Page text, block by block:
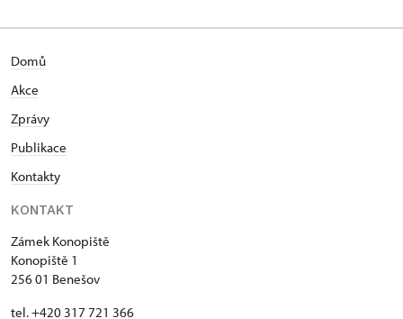
Domů
Akce
Zprávy
Publikace
Kontakty
KONTAKT
Zámek Konopiště
Konopiště 1
256 01 Benešov
tel. +420 317 721 366